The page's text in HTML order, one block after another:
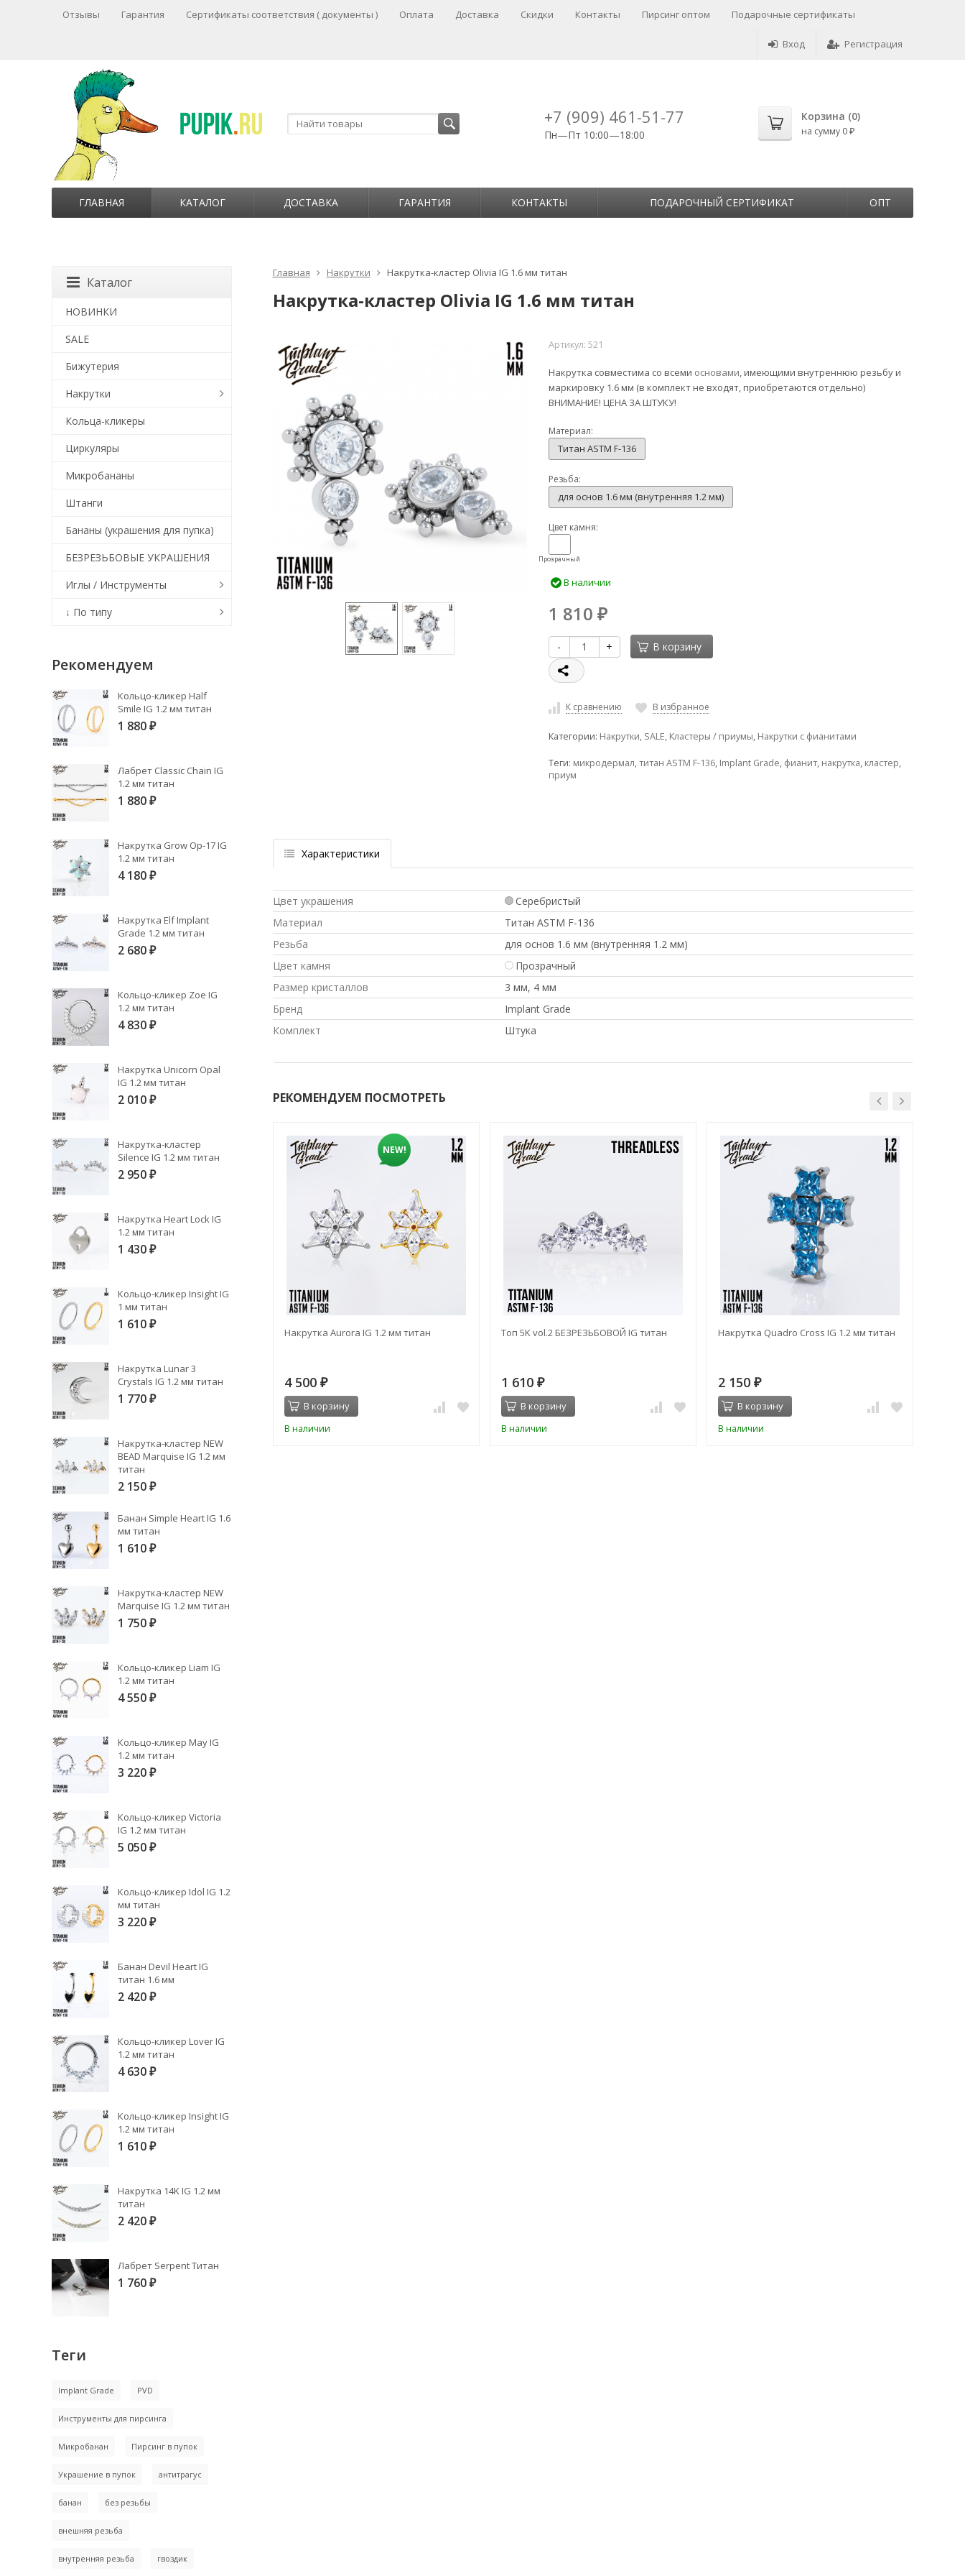
Отзывы Гарантия Сертификаты соответствия ( документы ) Оплата Доставка Скидки Контакты Пирсинг оптом Подарочные сертификаты
Вход Регистрация
+7 (909) 461-51-77
Пн—Пт 10:00—18:00
Корзина (0)
на сумму 0 ₽
ГЛАВНАЯ КАТАЛОГ ДОСТАВКА ГАРАНТИЯ КОНТАКТЫ ПОДАРОЧНЫЙ СЕРТИФИКАТ ОПТ
Главная Накрутки Накрутка-кластер Olivia IG 1.6 мм титан
Накрутка-кластер Olivia IG 1.6 мм титан
Артикул: 521
Накрутка совместима со всеми основами, имеющими внутреннюю резьбу и
маркировку 1.6 мм (в комплект не входят, приобретаются отдельно)
ВНИМАНИЕ! ЦЕНА ЗА ШТУКУ!
Материал:
Титан ASTM F-136
Резьба:
для основ 1.6 мм (внутренняя 1.2 мм)
Цвет камня:
Прозрачный
В наличии
1 810 ₽
- + В корзину
К сравнению В избранное
Категории: Накрутки, SALE, Кластеры / приумы, Накрутки с фианитами
Теги: микродермал,титан ASTM F-136, Implant Grade, фианит, накрутка, кластер,
приум
Характеристики
Цвет украшения
Серебристый
Материал
Титан ASTM F-136
Резьба
для основ 1.6 мм (внутренняя 1.2 мм)
Цвет камня
Прозрачный
Размер кристаллов
3 мм, 4 мм
Бренд
Implant Grade
Комплект
Штука
РЕКОМЕНДУЕМ ПОСМОТРЕТЬ
Топ 9K БЕЗРЕЗЬБОВОЙ IG титан
2 150
В корзину
NEW!
Накрутка Aurora IG 1.2 мм титан
4 500 ₽
В корзину
В наличии
Топ 5K vol.2 БЕЗРЕЗЬБОВОЙ IG титан
1 610 ₽
В корзину
В наличии
Накрутка Quadro Cross IG 1.2 мм титан
2 150 ₽
В корзину
В наличии
Каталог
НОВИНКИ
SALE
Бижутерия
Накрутки
Кольца-кликеры
Циркуляры
Микробананы
Штанги
Бананы (украшения для пупка)
БЕЗРЕЗЬБОВЫЕ УКРАШЕНИЯ
Иглы / Инструменты
↓ По типу
Рекомендуем
Кольцо-кликер Half
Smile IG 1.2 мм титан
1 880 ₽
Лабрет Classic Chain IG
1.2 мм титан
1 880 ₽
Накрутка Grow Op-17 IG
1.2 мм титан
4 180 ₽
Накрутка Elf Implant
Grade 1.2 мм титан
2 680 ₽
Кольцо-кликер Zoe IG
1.2 мм титан
4 830 ₽
Накрутка Unicorn Opal
IG 1.2 мм титан
2 010 ₽
Накрутка-кластер
Silence IG 1.2 мм титан
2 950 ₽
Накрутка Heart Lock IG
1.2 мм титан
1 430 ₽
Кольцо-кликер Insight IG
1 мм титан
1 610 ₽
Накрутка Lunar 3
Crystals IG 1.2 мм титан
1 770 ₽
Накрутка-кластер NEW
BEAD Marquise IG 1.2 мм
титан
2 150 ₽
Банан Simple Heart IG 1.6
мм титан
1 610 ₽
Накрутка-кластер NEW
Marquise IG 1.2 мм титан
1 750 ₽
Кольцо-кликер Liam IG
1.2 мм титан
4 550 ₽
Кольцо-кликер May IG
1.2 мм титан
3 220 ₽
Кольцо-кликер Victoria
IG 1.2 мм титан
5 050 ₽
Кольцо-кликер Idol IG 1.2
мм титан
3 220 ₽
Банан Devil Heart IG
титан 1.6 мм
2 420 ₽
Кольцо-кликер Lover IG
1.2 мм титан
4 630 ₽
Кольцо-кликер Insight IG
1.2 мм титан
1 610 ₽
Накрутка 14K IG 1.2 мм
титан
2 420 ₽
Лабрет Serpent Титан
1 760 ₽
Теги
Implant Grade PVD
Инструменты для пирсинга
Микробанан Пирсинг в пупок
Украшение в пупок антитрагус
банан без резьбы
внешняя резьба
внутренняя резьба гвоздик